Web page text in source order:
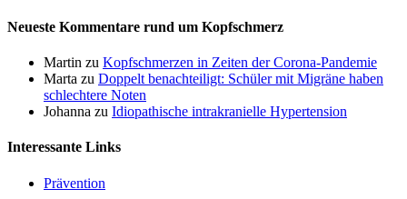
Neueste Kommentare rund um Kopfschmerz
Martin zu Kopfschmerzen in Zeiten der Corona-Pandemie
Marta zu Doppelt benachteiligt: Schüler mit Migräne haben
schlechtere Noten
Johanna zu Idiopathische intrakranielle Hypertension
Interessante Links
Prävention